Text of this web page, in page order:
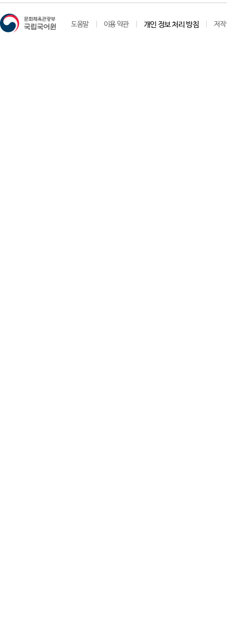
도움말 이용 약관 개인 정보 처리 방침 저